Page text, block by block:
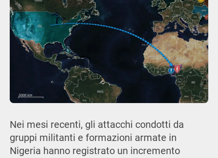
Nei mesi recenti, gli attacchi condotti da
gruppi militanti e formazioni armate in
Nigeria hanno registrato un incremento